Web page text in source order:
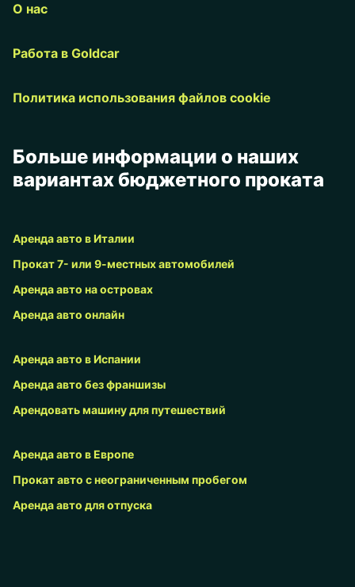
О нас
Работа в Goldcar
Политика использования файлов cookie
Больше информации о наших
вариантах бюджетного проката
Аренда авто в Италии
Прокат 7- или 9-местных автомобилей
Аренда авто на островах
Аренда авто онлайн
Аренда авто в Испании
Аренда авто без франшизы
Арендовать машину для путешествий
Аренда авто в Европе
Прокат авто с неограниченным пробегом
Аренда авто для отпуска